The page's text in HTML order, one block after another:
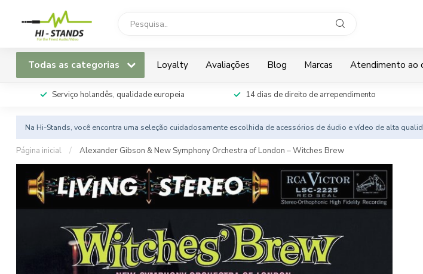
Todas as categorias Loyalty Avaliações Blog Marcas Atendimento ao
Serviço holandês, qualidade europeia 14 dias de direito de arrependimento
Na Hi-Stands, você encontra uma seleção cuidadosamente escolhida de acessórios de áudio e vídeo de alta
Página inicial / Alexander Gibson & New Symphony Orchestra of London – Witches Brew